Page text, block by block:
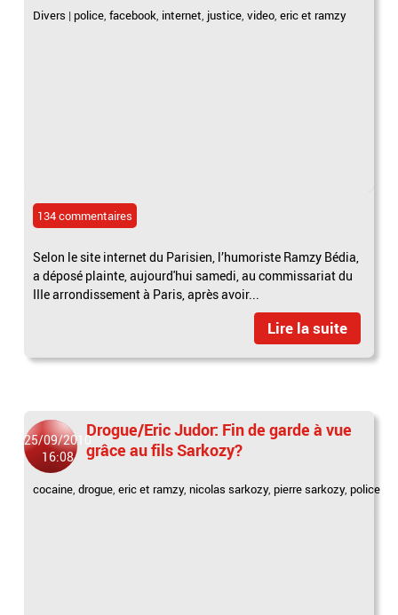
Divers | police ,facebook internet justice ,video ,eric et ramzy
134 commentaires
Selon le site internet du Parisien, l’humoriste Ramzy Bédia,
a déposé plainte, aujourd'hui samedi, au commissariat du
IIIe arrondissement à Paris, après avoir...
Lire la suite
25/09/2010
16:08
Drogue/Eric Judor: Fin de garde à vue
grâce au fils Sarkozy?
cocaine,drogue,eric et ramzy, nicolas sarkozy, pierre sarkozy, police